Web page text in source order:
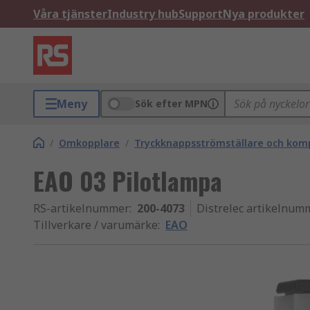
Våra tjänsterIndustry hubSupportNya produkter
Meny Sök efter MPN
/ Omkopplare / Tryckknappsströmställare och
EAO 03 Pilotlampa
RS-artikelnummer: 200-4073
Distrelec
Tillverkare / varumärke: EAO